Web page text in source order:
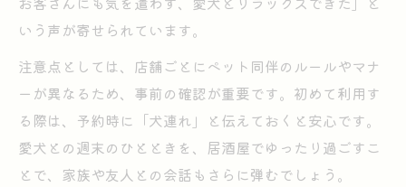
いう声が寄せられています。
注意点としては、店舗ごとにペット同伴のルールやマナ
ーが異なるため、事前の確認が重要です。初めて利用す
る際は、予約時に「犬連れ」と伝えておくと安心です。
愛犬との週末のひとときを、居酒屋でゆったり過ごすこ
とで、家族や友人との会話もさらに弾むでしょう。